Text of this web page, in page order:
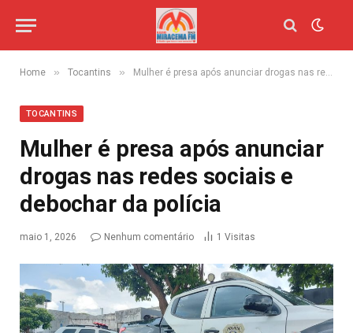
Home » Tocantins » Mulher é presa após anunciar drogas nas redes sociais e debochar da polícia
TOCANTINS
Mulher é presa após anunciar
drogas nas redes sociais e
debochar da polícia
maio 1, 2026 Nenhum comentário 1 Visitas